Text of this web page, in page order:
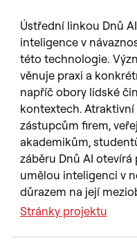
Ústřední linkou Dnů
inteligence v
této technologie.
věnuje praxi a
napříč obory lidské
kontextech.
zástupcům firem,
akademikům,
záběru Dnů AI
umělou inteligenci v
důrazem na její
Stránky projektu